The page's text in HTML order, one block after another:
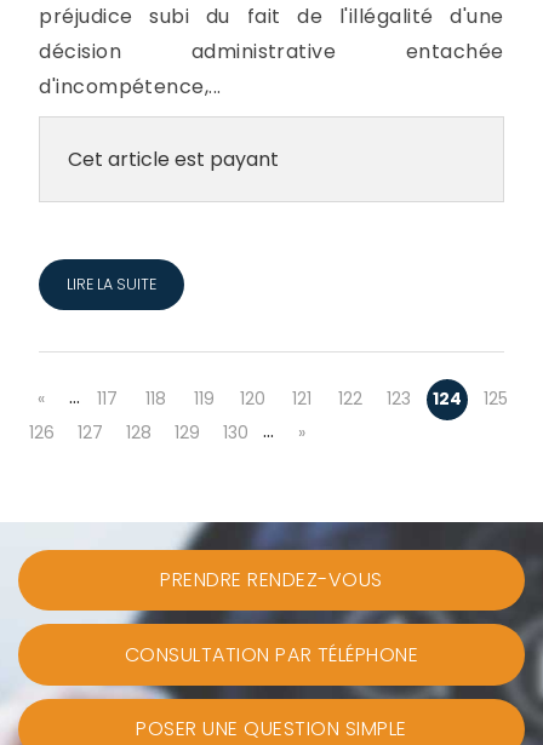
préjudice subi du fait de l'illégalité d'une
décision administrative entachée
d'incompétence,...
Cet article est payant
LIRE LA SUITE
« … 117 118 119 120 121 122 123 124
125
126
127 128 129 130 … »
PRENDRE RENDEZ-VOUS
CONSULTATION PAR TÉLÉPHONE
POSER UNE QUESTION SIMPLE